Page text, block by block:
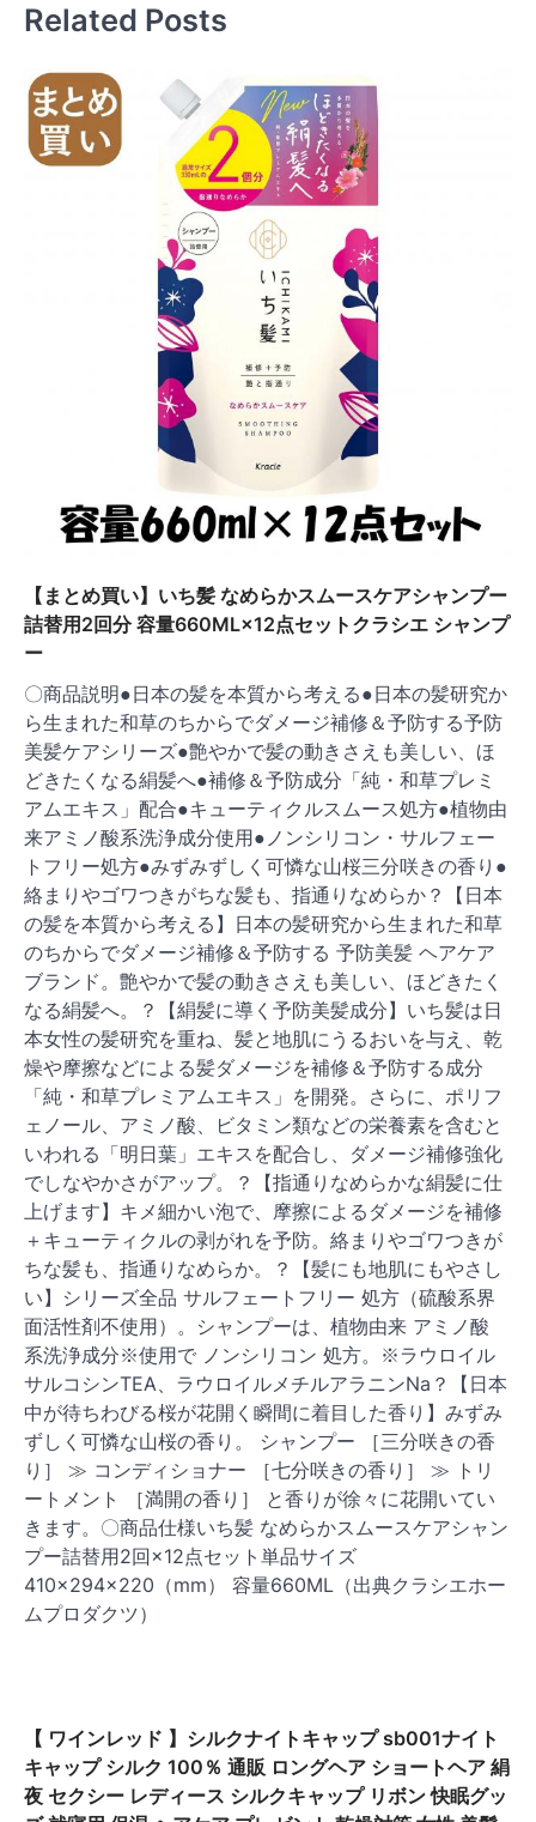
ゲ
シ
ョ
ン
Related Posts
【まとめ買い】いち髪 なめらかスムースケアシャンプー
詰替用2回分 容量660ML×12点セットクラシエ シャンプ
ー
〇商品説明●日本の髪を本質から考える●日本の髪研究か
ら生まれた和草のちからでダメージ補修＆予防する予防
美髪ケアシリーズ●艶やかで髪の動きさえも美しい、ほ
どきたくなる絹髪へ●補修＆予防成分「純・和草プレミ
アムエキス」配合●キューティクルスムース処方●植物由
来アミノ酸系洗浄成分使用●ノンシリコン・サルフェー
トフリー処方●みずみずしく可憐な山桜三分咲きの香り●
絡まりやゴワつきがちな髪も、指通りなめらか？【日本
の髪を本質から考える】日本の髪研究から生まれた和草
のちからでダメージ補修＆予防する 予防美髪 ヘアケア
ブランド。艶やかで髪の動きさえも美しい、ほどきたく
なる絹髪へ。？【絹髪に導く予防美髪成分】いち髪は日
本女性の髪研究を重ね、髪と地肌にうるおいを与え、乾
燥や摩擦などによる髪ダメージを補修＆予防する成分
「純・和草プレミアムエキス」を開発。さらに、ポリフ
ェノール、アミノ酸、ビタミン類などの栄養素を含むと
いわれる「明日葉」エキスを配合し、ダメージ補修強化
でしなやかさがアップ。？【指通りなめらかな絹髪に仕
上げます】キメ細かい泡で、摩擦によるダメージを補修
＋キューティクルの剥がれを予防。絡まりやゴワつきが
ちな髪も、指通りなめらか。？【髪にも地肌にもやさし
い】シリーズ全品 サルフェートフリー 処方（硫酸系界
面活性剤不使用）。シャンプーは、植物由来 アミノ酸
系洗浄成分※使用で ノンシリコン 処方。※ラウロイル
サルコシンTEA、ラウロイルメチルアラニンNa？【日本
中が待ちわびる桜が花開く瞬間に着目した香り】みずみ
ずしく可憐な山桜の香り。 シャンプー ［三分咲きの香
り］ ≫ コンディショナー ［七分咲きの香り］ ≫ トリ
ートメント ［満開の香り］ と香りが徐々に花開いてい
きます。〇商品仕様いち髪 なめらかスムースケアシャン
プー詰替用2回×12点セット単品サイズ
410×294×220（mm） 容量660ML（出典クラシエホー
ムプロダクツ）
【 ワインレッド 】シルクナイトキャップ sb001ナイト
キャップ シルク 100％ 通販 ロングヘア ショートヘア 絹
夜 セクシー レディース シルクキャップ リボン 快眠グッ